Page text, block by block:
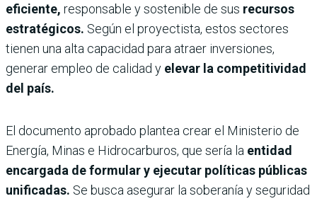
eficiente, responsable y sostenible de sus recursos
estratégicos. Según el proyectista, estos sectores
tienen una alta capacidad para atraer inversiones,
generar empleo de calidad y elevar la competitividad
del país.
El documento aprobado plantea crear el Ministerio de
Energía, Minas e Hidrocarburos, que sería la entidad
encargada de formular y ejecutar políticas públicas
unificadas. Se busca asegurar la soberanía y seguridad